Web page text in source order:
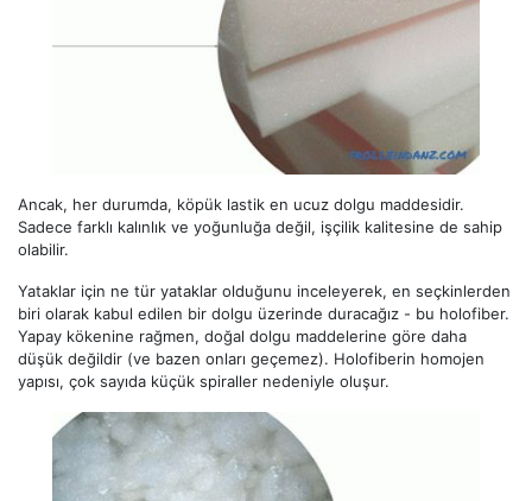
Ancak, her durumda, köpük lastik en ucuz dolgu maddesidir.
Sadece farklı kalınlık ve yoğunluğa değil, işçilik kalitesine de sahip
olabilir.
Yataklar için ne tür yataklar olduğunu inceleyerek, en seçkinlerden
biri olarak kabul edilen bir dolgu üzerinde duracağız - bu holofiber.
Yapay kökenine rağmen, doğal dolgu maddelerine göre daha
düşük değildir (ve bazen onları geçemez). Holofiberin homojen
yapısı, çok sayıda küçük spiraller nedeniyle oluşur.